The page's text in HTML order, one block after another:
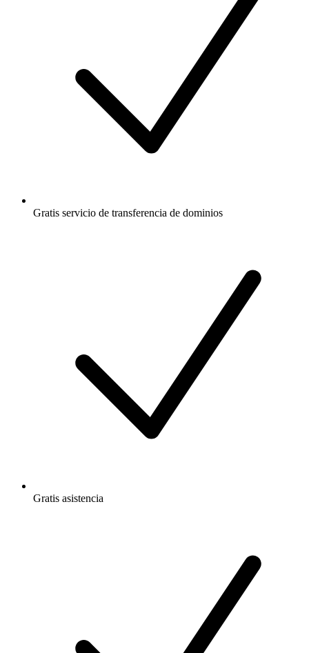
Gratis servicio de transferencia de dominios
Gratis asistencia